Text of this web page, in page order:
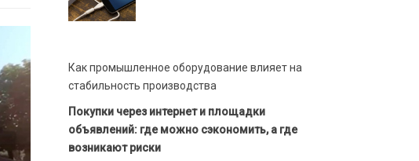
Как промышленное оборудование влияет на
стабильность производства
Покупки через интернет и площадки
объявлений: где можно сэкономить, а где
возникают риски